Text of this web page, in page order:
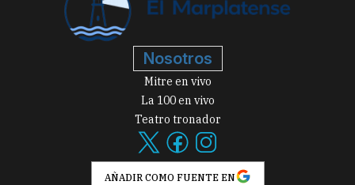
Nosotros
Mitre en vivo
La 100 en vivo
Teatro tronador
AÑADIR COMO FUENTE EN